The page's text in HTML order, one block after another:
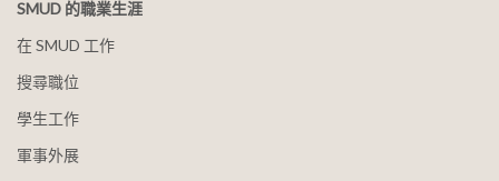
SMUD 的職業生涯
在 SMUD 工作
搜尋職位
學生工作
軍事外展